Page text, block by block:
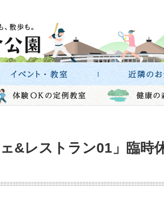
&レストラン01」臨時